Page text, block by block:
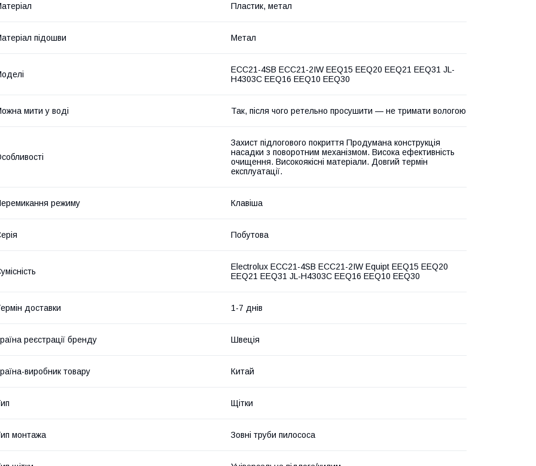
Пластик, метал
підошви Метал
ECC21-4SB ECC21-2IW EEQ15 EEQ20 EEQ21 EEQ31 JL-
H4303C EEQ16 EEQ10 EEQ30
мити у воді Так, після чого ретельно просушити — не тримати вологою
Захист підлогового покриття Продумана конструкція
насадки з поворотним механізмом. Висока ефективність
очищення. Високоякісні матеріали. Довгий термін
експлуатації.
режиму Клавіша
Побутова
Electrolux ECC21-4SB ECC21-2IW Equipt EEQ15 EEQ20
EEQ21 EEQ31 JL-H4303C EEQ16 EEQ10 EEQ30
доставки 1-7 днів
реєстрації бренду Швеція
виробник товару Китай
Щітки
монтажа Зовні труби пилососа